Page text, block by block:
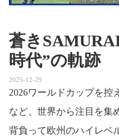
蒼き
時代”の軌跡
2025-12-29
2026ワールドカップを控
など、世界から注目を集
背負って欧州のハイレベ